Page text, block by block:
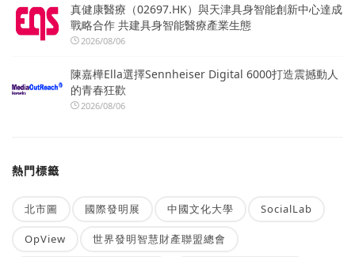
真健康醫療（02697.HK）與天津具身智能創新中心達成
戰略合作 共建具身智能醫療產業生態
2026/08/06
陳嘉樺Ella選擇Sennheiser Digital 6000打造震撼動人
的青春狂歡
2026/08/06
熱門標籤
北市圖 國際發明展 中國文化大學 SocialLab
OpView 世界發明智慧財產聯盟總會